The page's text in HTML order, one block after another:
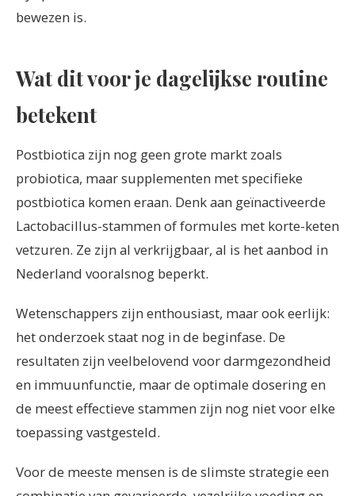
bewezen is.
Wat dit voor je dagelijkse routine
betekent
Postbiotica zijn nog geen grote markt zoals
probiotica, maar supplementen met specifieke
postbiotica komen eraan. Denk aan geïnactiveerde
Lactobacillus-stammen of formules met korte-keten
vetzuren. Ze zijn al verkrijgbaar, al is het aanbod in
Nederland vooralsnog beperkt.
Wetenschappers zijn enthousiast, maar ook eerlijk:
het onderzoek staat nog in de beginfase. De
resultaten zijn veelbelovend voor darmgezondheid
en immuunfunctie, maar de optimale dosering en
de meest effectieve stammen zijn nog niet voor elke
toepassing vastgesteld.
Voor de meeste mensen is de slimste strategie een